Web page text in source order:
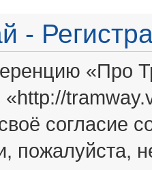
-
«Про
пожалуйста,